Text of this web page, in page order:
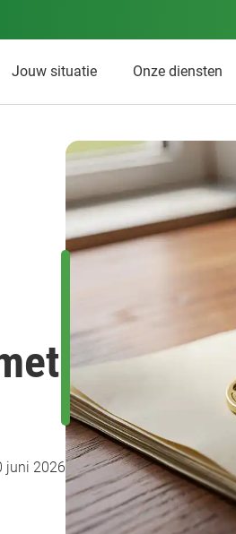
Jouw situatie Onze diensten
juni 2026